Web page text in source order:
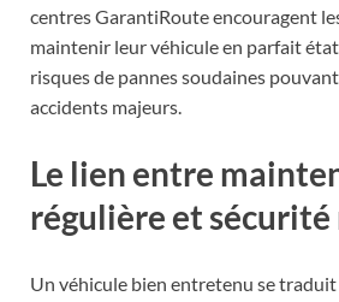
centres GarantiRoute encouragent
maintenir leur véhicule en parfait
risques de pannes soudaines
accidents majeurs.
Le lien entre
régulière et
Un véhicule bien entretenu se